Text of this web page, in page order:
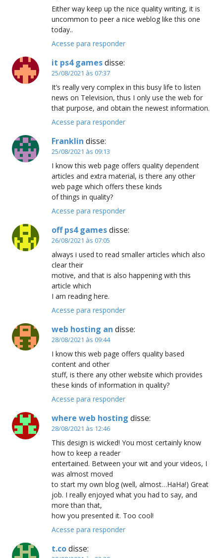
Either way keep up the nice quality writing, it is
uncommon to peer a nice weblog like this one
today..
Acesse para responder
it ps4 gamesdisse:
25/08/2021 às 07:37
It’s really very complex in this busy life to listen
news on Television, thus I only use the web for
that purpose, and obtain the newest information.
Acesse para responder
Franklin disse:
25/08/2021 às 09:13
I know this web page offers quality dependent
articles and extra material, is there any other
web page which offers these kinds
of things in quality?
Acesse para responder
off ps4 gamesdisse:
26/08/2021 às 07:05
always i used to read smaller articles which also
clear their
motive, and that is also happening with this
article which
I am reading here.
Acesse para responder
web hosting an disse:
28/08/2021 às 09:44
I know this web page offers quality based
content and other
stuff, is there any other website which provides
these kinds of information in quality?
Acesse para responder
where web hosting disse:
28/08/2021 às 12:46
This design is wicked! You most certainly know
how to keep a reader
entertained. Between your wit and your videos, I
was almost moved
to start my own blog (well, almost…HaHa!) Great
job. I really enjoyed what you had to say, and
more than that,
how you presented it. Too cool!
Acesse para responder
t.codisse: